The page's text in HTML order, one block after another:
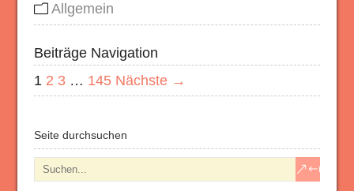
Allgemein
Beiträge Navigation
1 2 3 … 145 Nächste →
Seite durchsuchen